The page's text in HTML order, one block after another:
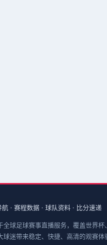
· 赛程数据 · 球队资料 · 比分速递
全球足球赛事直播服务，覆盖世界
迷带来稳定、快捷、高清的观赛体